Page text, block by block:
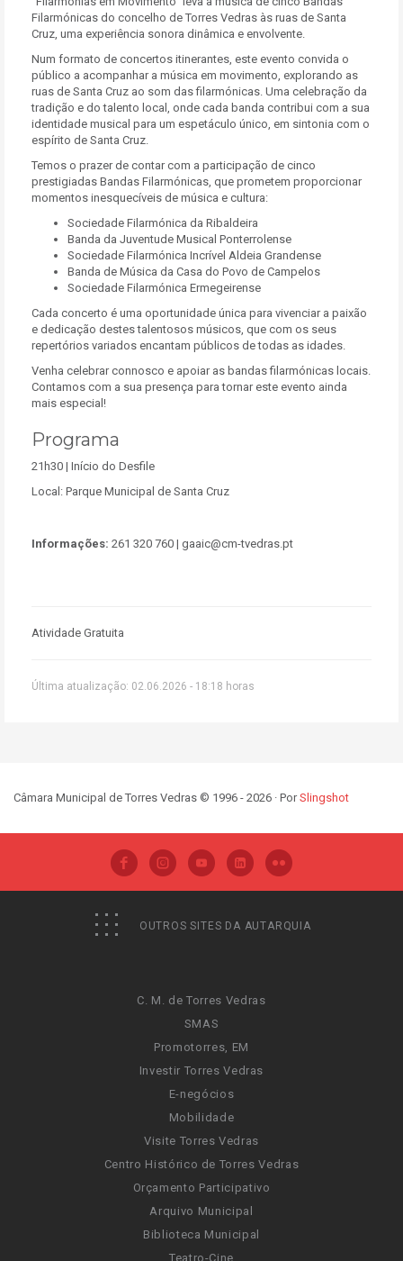
Filarmónicas do concelho de Torres Vedras às ruas de Santa
Cruz, uma experiência sonora dinâmica e envolvente.
Num formato de concertos itinerantes, este evento convida o
público a acompanhar a música em movimento, explorando as
ruas de Santa Cruz ao som das filarmónicas. Uma celebração da
tradição e do talento local, onde cada banda contribui com a sua
identidade musical para um espetáculo único, em sintonia com o
espírito de Santa Cruz.
Temos o prazer de contar com a participação de cinco
prestigiadas Bandas Filarmónicas, que prometem proporcionar
momentos inesquecíveis de música e cultura:
Sociedade Filarmónica da Ribaldeira
Banda da Juventude Musical Ponterrolense
Sociedade Filarmónica Incrível Aldeia Grandense
Banda de Música da Casa do Povo de Campelos
Sociedade Filarmónica Ermegeirense
Cada concerto é uma oportunidade única para vivenciar a paixão
e dedicação destes talentosos músicos, que com os seus
repertórios variados encantam públicos de todas as idades.
Venha celebrar connosco e apoiar as bandas filarmónicas locais.
Contamos com a sua presença para tornar este evento ainda
mais especial!
Programa
21h30 | Início do Desfile
Local: Parque Municipal de Santa Cruz
Informações: 261 320 760 | gaaic@cm-tvedras.pt
Atividade Gratuita
Última atualização: 02.06.2026 - 18:18 horas
Câmara Municipal de Torres Vedras © 1996 - 2026 · PorSlingshot
OUTROS SITES DA AUTARQUIA
C. M. de Torres Vedras
SMAS
Promotorres, EM
Investir Torres Vedras
E-negócios
Mobilidade
Visite Torres Vedras
Centro Histórico de Torres Vedras
Orçamento Participativo
Arquivo Municipal
Biblioteca Municipal
Teatro-Cine